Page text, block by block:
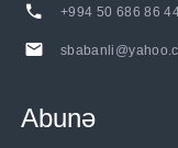
+994 50 686 86
Abunə